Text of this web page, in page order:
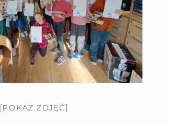
[POKAZ ZDJĘĆ]